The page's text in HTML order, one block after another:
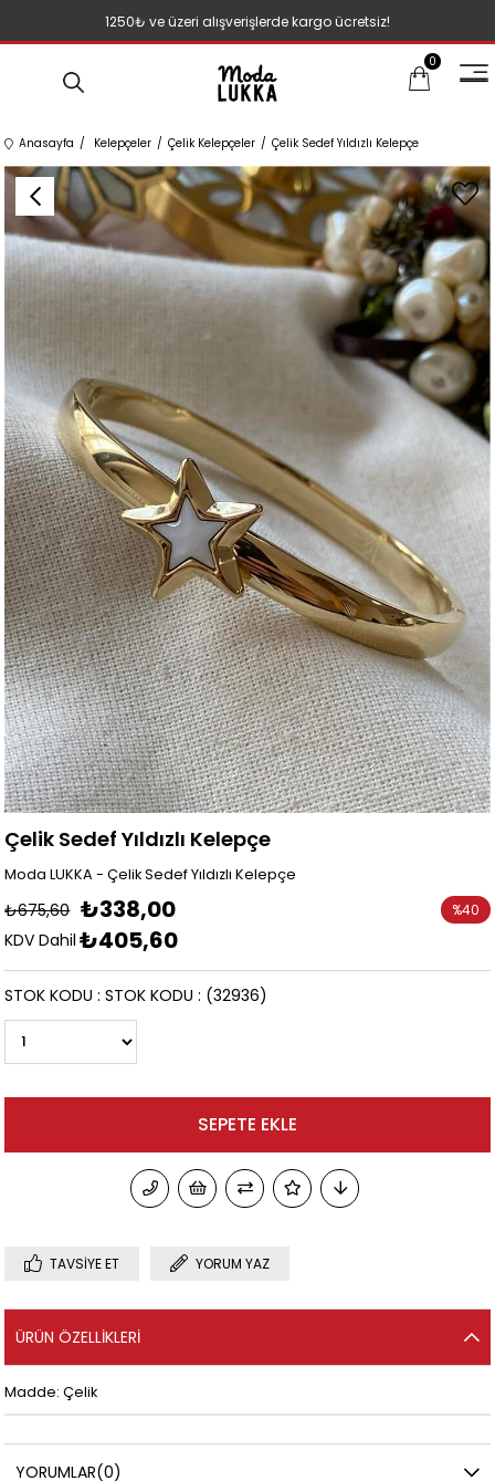
1250₺ ve üzeri alışverişlerde kargo ücretsiz!
0
Anasayfa Kelepçeler Çelik Kelepçeler Çelik Sedef Yıldızlı Kelepçe
Çelik Sedef Yıldızlı Kelepçe
Moda LUKKA - Çelik Sedef Yıldızlı Kelepçe
₺675,60 ₺338,00
KDV Dahil ₺405,60
%40
(32936)
STOK KODU STOK KODU
TAVSIYE ET YORUM YAZ
ÜRÜN ÖZELLIKLERI
Madde: Çelik
YORUMLAR(0)